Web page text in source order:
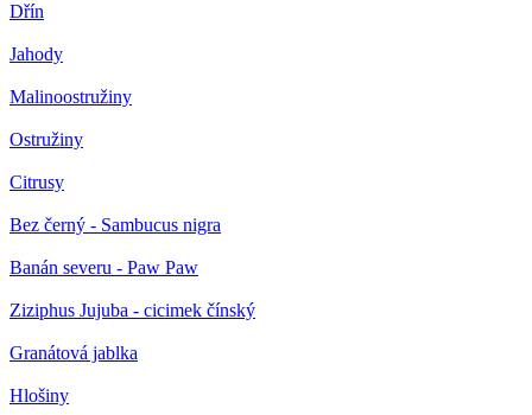
Dřín
Jahody
Malinoostružiny
Ostružiny
Citrusy
Bez černý - Sambucus nigra
Banán severu - Paw Paw
Ziziphus Jujuba - cicimek čínský
Granátová jablka
Hlošiny